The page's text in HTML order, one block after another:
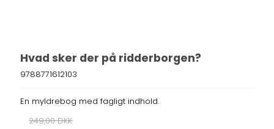
Hvad sker der på ridderborgen?
9788771612103
En myldrebog med fagligt indhold.
249,00 DKK